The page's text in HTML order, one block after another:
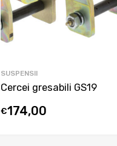
SUSPENSII
Cercei gresabili GS19
€174,00